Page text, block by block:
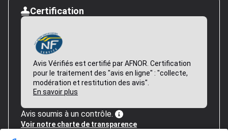
Certification
Avis Vérifiés est certifié par AFNOR. Certification
pour le traitement des "avis en ligne" : "collecte,
modération et restitution des avis".
En savoir plus
Avis soumis à un contrôle.
Voir notre charte de transparence